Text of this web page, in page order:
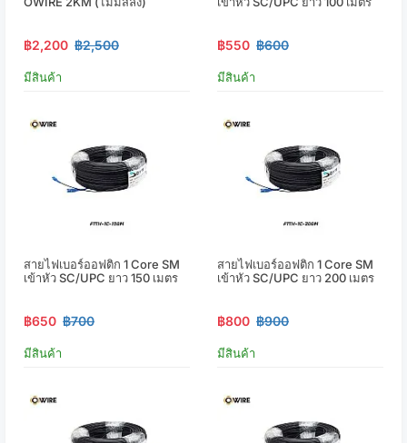
฿2,200 ฿2,500
มีสินค้า
฿550 ฿600
มีสินค้า
สายไฟเบอร์ออฟติก 1 Core SM
เข้าหัว SC/UPC ยาว 150 เมตร
฿650 ฿700
มีสินค้า
สายไฟเบอร์ออฟติก 1 Core SM
เข้าหัว SC/UPC ยาว 200 เมตร
฿800 ฿900
มีสินค้า